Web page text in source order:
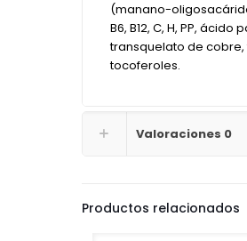
(manano-
B6, B12, C, H, PP,
transquelato de
tocoferoles.
Valoraciones 0
Productos relacionados